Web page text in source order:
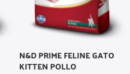
N&D PRIME FELINE GATO
KITTEN POLLO